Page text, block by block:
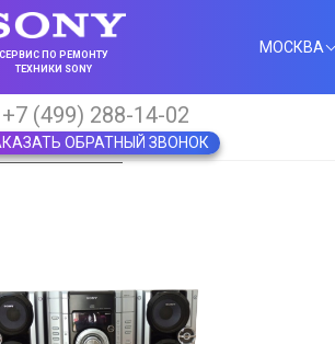
СЕРВИС ПО РЕМОНТУ
ТЕХНИКИ SONY
МОСКВА
+7 (499) 288-14-02
ОБРАТНЫЙ ЗВОНОК
центры Sony MHC-RG222